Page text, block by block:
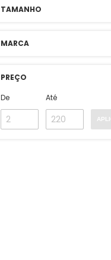
TAMANHO
MARCA
PREÇO
De
Até